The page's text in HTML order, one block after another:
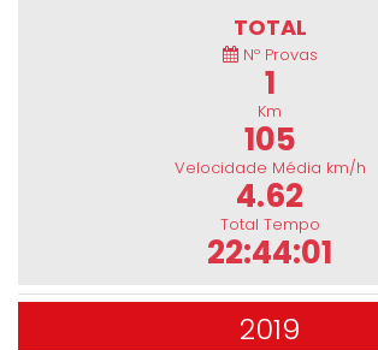
TOTAL
Nº Provas
1
Km
105
Velocidade Média km/h
4.62
Total Tempo
22:44:01
2019